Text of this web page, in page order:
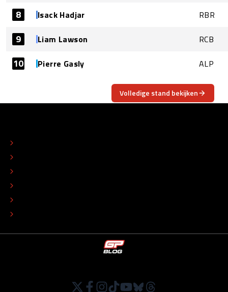
8 Isack Hadjar RBR
9 Liam Lawson RCB
10 Pierre Gasly ALP
Volledige stand bekijken